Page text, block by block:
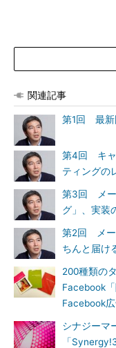
関連記事
第1回 最新
第4回 キャ
ティングの
第3回 メー
グ」、実装
第2回 メー
ちんと届け
200種類の
Facebook
Facebook
シナジーマ
「